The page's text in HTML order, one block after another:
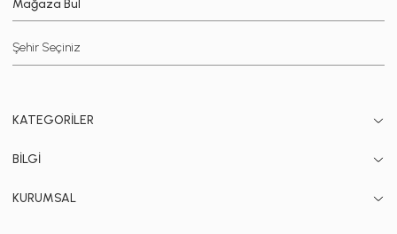
Mağaza Bul
KATEGORİLER
BİLGİ
KURUMSAL